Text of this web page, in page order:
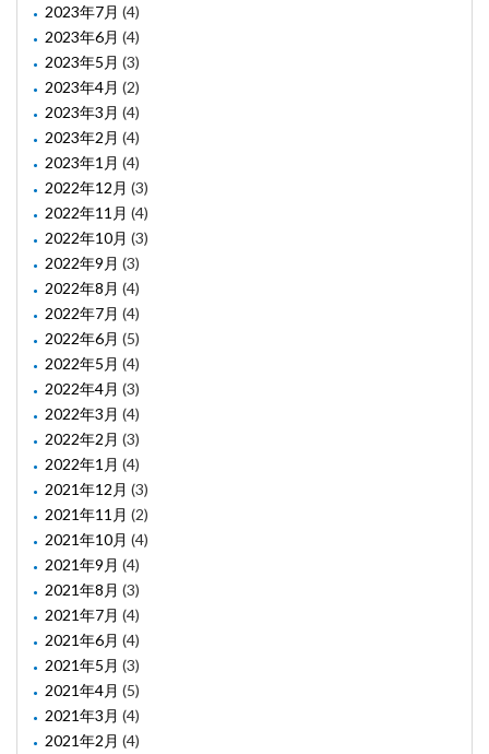
2023年7月 (4)
2023年6月 (4)
2023年5月 (3)
2023年4月 (2)
2023年3月 (4)
2023年2月 (4)
2023年1月 (4)
2022年12月 (3)
2022年11月 (4)
2022年10月 (3)
2022年9月 (3)
2022年8月 (4)
2022年7月 (4)
2022年6月 (5)
2022年5月 (4)
2022年4月 (3)
2022年3月 (4)
2022年2月 (3)
2022年1月 (4)
2021年12月 (3)
2021年11月 (2)
2021年10月 (4)
2021年9月 (4)
2021年8月 (3)
2021年7月 (4)
2021年6月 (4)
2021年5月 (3)
2021年4月 (5)
2021年3月 (4)
2021年2月 (4)